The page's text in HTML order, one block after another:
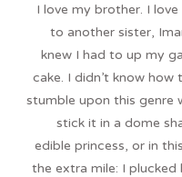
I love my brother. I
to another sister,
knew I had to up my
cake. I didn’t know
stumble upon this genre
stick it in a dome
edible princess, or in
the extra mile: I plucked